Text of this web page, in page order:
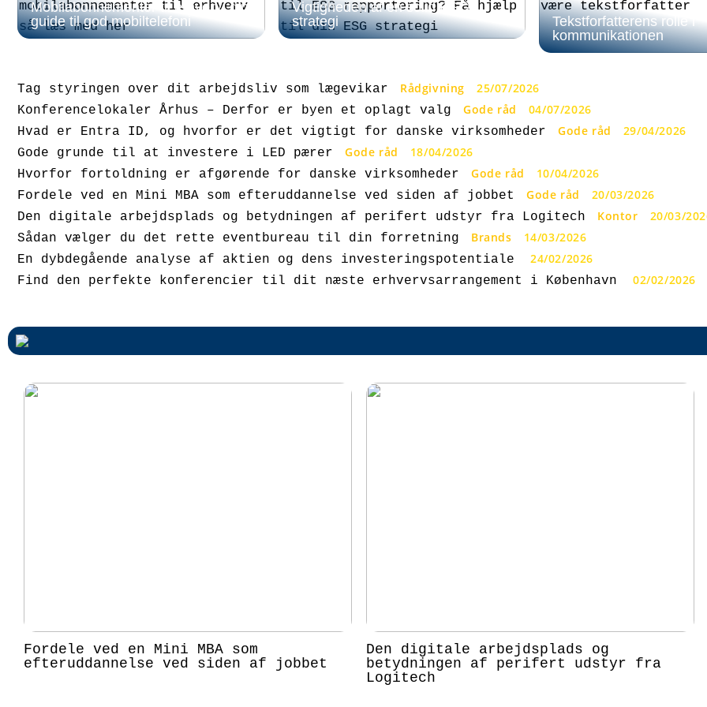
Mobilabonnementer til erhverv: din
guide til god mobiltelefoni
Vigtigheden af en solid ESG-
strategi
Tekstforfatterens rolle i
kommunikationen
Tag styringen over dit arbejdsliv som lægevikar Rådgivning 25/07/2026
Konferencelokaler Århus – Derfor er byen et oplagt valg Gode råd 04/07/2026
Hvad er Entra ID, og hvorfor er det vigtigt for danske virksomheder Gode råd 29/04/2026
Gode grunde til at investere i LED pærer Gode råd 18/04/2026
Hvorfor fortoldning er afgørende for danske virksomheder Gode råd 10/04/2026
Fordele ved en Mini MBA som efteruddannelse ved siden af jobbet Gode råd 20/03/2026
Den digitale arbejdsplads og betydningen af perifert udstyr fra Logitech Kontor 20/03/
Sådan vælger du det rette eventbureau til din forretning Brands 14/03/2026
En dybdegående analyse af aktien og dens investeringspotentiale 24/02/2026
Find den perfekte konferencier til dit næste erhvervsarrangement i København 02/02/2026
Fordele ved en Mini MBA som
efteruddannelse ved siden af jobbet
Den digitale arbejdsplads og
betydningen af perifert udstyr fra
Logitech